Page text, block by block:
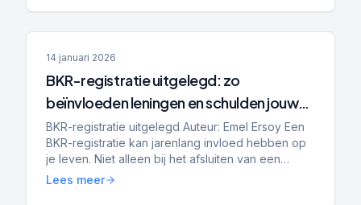
14 januari 2026
BKR-registratie uitgelegd: zo
beïnvloeden leningen en schulden jouw
hypotheek, toekomst en financiële
kansen
BKR-registratie uitgelegd Auteur: Emel Ersoy Een
BKR-registratie kan jarenlang invloed hebben op
je leven. Niet alleen bij het afsluiten van een
lening, maar ook bij het huren van een woning,
Lees meer